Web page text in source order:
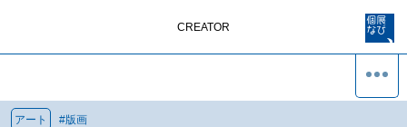
CREATOR
アート #版画